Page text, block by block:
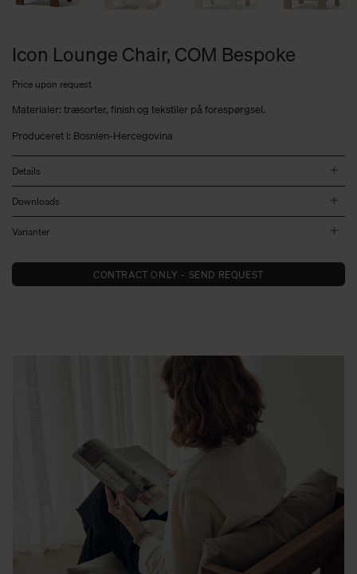
Icon Lounge Chair, COM Bespoke
Price upon request
Materialer: træsorter, finish og tekstiler på forespørgsel.
Produceret i: Bosnien-Hercegovina
Details
Downloads
Varianter
CONTRACT ONLY - SEND REQUEST